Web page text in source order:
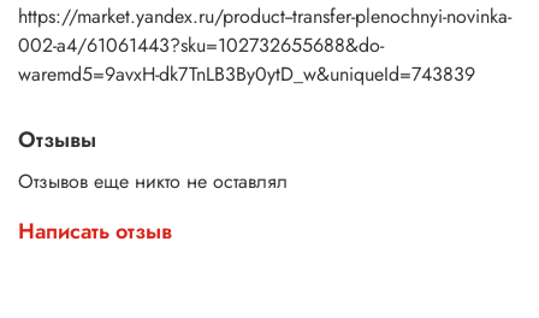
https://market.yandex.ru/product--transfer-plenochnyi-novinka-
002-a4/61061443?sku=102732655688&do-
waremd5=9avxH-dk7TnLB3By0ytD_w&uniqueId=743839
Отзывы
Отзывов еще никто не оставлял
Написать отзыв